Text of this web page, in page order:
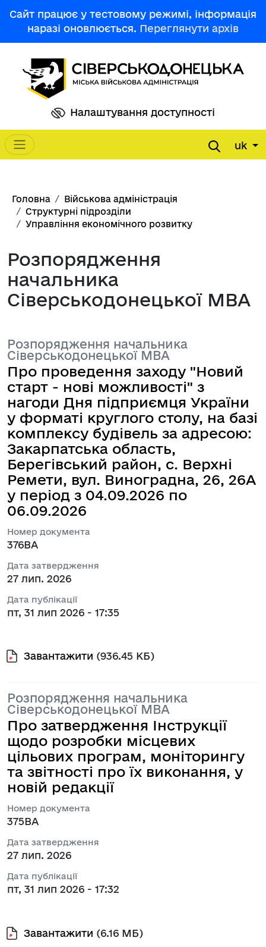
Сайт працює у тестовому режимі, інформація
наразі оновлюється. Переглянути архів
Налаштування доступності
Main navigation uk
Рядок навіґації
Головна
Військова адміністрація
Структурні підрозділи
Управління економічного розвитку
Розпорядження
начальника
Сіверськодонецької МВА
Розпорядження начальника
Сіверськодонецької МВА
Про проведення заходу "Новий
старт - нові можливості" з
нагоди Дня підприємця України
у форматі круглого столу, на базі
комплексу будівель за адресою:
Закарпатська область,
Берегівський район, с. Верхні
Ремети, вул. Виноградна, 26, 26А
у період з 04.09.2026 по
06.09.2026
Номер документа
376ВА
Дата затвердження
27 лип. 2026
Дата публікації
пт, 31 лип 2026 - 17:35
Завантажити (936.45 КБ)
Розпорядження начальника
Сіверськодонецької МВА
Про затвердження Інструкції
щодо розробки місцевих
цільових програм, моніторингу
та звітності про їх виконання, у
новій редакції
Номер документа
375ВА
Дата затвердження
27 лип. 2026
Дата публікації
пт, 31 лип 2026 - 17:32
Завантажити (6.16 МБ)